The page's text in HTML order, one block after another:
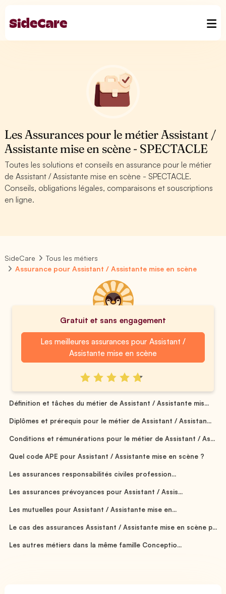
Les Assurances pour le métier Assistant /
Assistante mise en scène - SPECTACLE
Toutes les solutions et conseils en assurance pour le métier
de Assistant / Assistante mise en scène - SPECTACLE.
Conseils, obligations légales, comparaisons et souscriptions
en ligne.
SideCare
Tous les métiers
Assurance pour Assistant / Assistante mise en scène
Gratuit et sans engagement
Les meilleures assurances pour Assistant /
Assistante mise en scène
Définition et tâches du métier de Assistant / Assistante mis...
Diplômes et prérequis pour le métier de Assistant / Assistan...
Conditions et rémunérations pour le métier de Assistant / As...
Quel code APE pour Assistant / Assistante mise en scène ?
Les assurances responsabilités civiles profession...
Les assurances prévoyances pour Assistant / Assis...
Les mutuelles pour Assistant / Assistante mise en...
Le cas des assurances Assistant / Assistante mise en scène p...
Les autres métiers dans la même famille Conceptio...